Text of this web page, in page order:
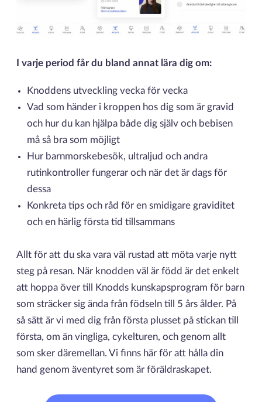
I varje period får du bland annat lära dig om:
Knoddens utveckling vecka för vecka
Vad som händer i kroppen hos dig som är gravid
och hur du kan hjälpa både dig själv och bebisen
må så bra som möjligt
Hur barnmorskebesök, ultraljud och andra
rutinkontroller fungerar och när det är dags för
dessa
Konkreta tips och råd för en smidigare graviditet
och en härlig första tid tillsammans
Allt för att du ska vara väl rustad att möta varje nytt
steg på resan. När knodden väl är född är det enkelt
att hoppa över till Knodds kunskapsprogram för barn
som sträcker sig ända från födseln till 5 års ålder. På
så sätt är vi med dig från första plusset på stickan till
första, om än vingliga, cykelturen, och genom allt
som sker däremellan. Vi finns här för att hålla din
hand genom äventyret som är föräldraskapet.